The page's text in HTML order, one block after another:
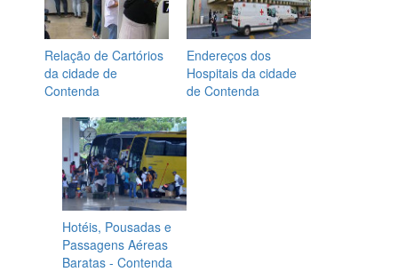
Relação de Cartórios
da cidade de
Contenda
Endereços dos
Hospitais da cidade
de Contenda
Hotéis, Pousadas e
Passagens Aéreas
Baratas - Contenda